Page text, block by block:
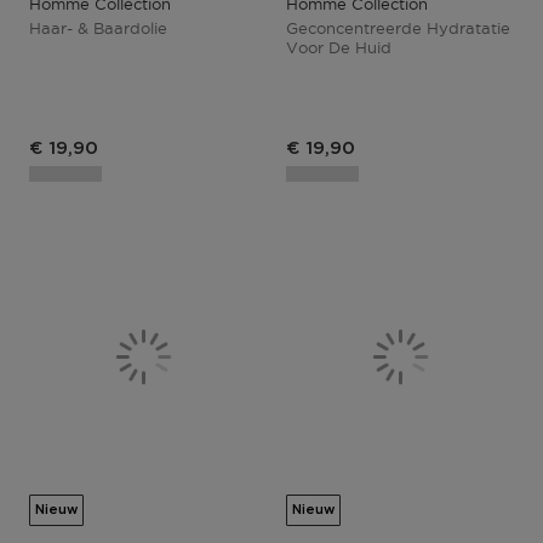
Homme Collection
Haar- & Baardolie
€ 19,90
Homme Collection
Geconcentreerde Hydratatie
Voor De Huid
€ 19,90
Nieuw Nieuw